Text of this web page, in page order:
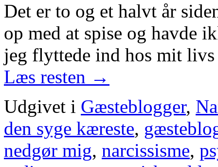
Det er to og et halvt år
op med at spise og havde
jeg flyttede ind hos mit
Læs resten →
Udgivet i Gæsteblogger,
den syge kæreste,
nedgør mig, narcissisme,